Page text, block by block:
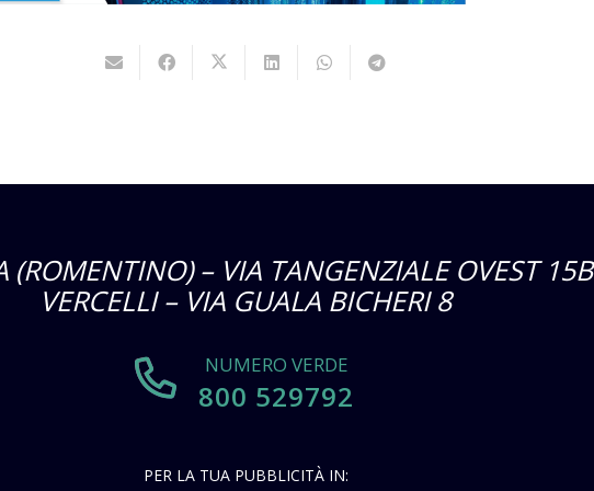
(ROMENTINO) – VIA TANGENZIALE OVEST 15B
VERCELLI – VIA GUALA BICHERI 8
NUMERO VERDE
800 529792
PER LA TUA PUBBLICITÀ IN: